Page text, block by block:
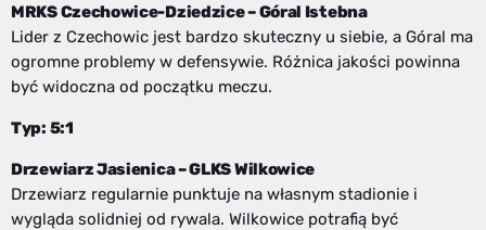
MRKS Czechowice-Dziedzice – Góral Istebna
Lider z Czechowic jest bardzo skuteczny u siebie, a Góral ma
ogromne problemy w defensywie. Różnica jakości powinna
być widoczna od początku meczu.
Typ: 5:1
Drzewiarz Jasienica – GLKS Wilkowice
Drzewiarz regularnie punktuje na własnym stadionie i
wygląda solidniej od rywala. Wilkowice potrafią być